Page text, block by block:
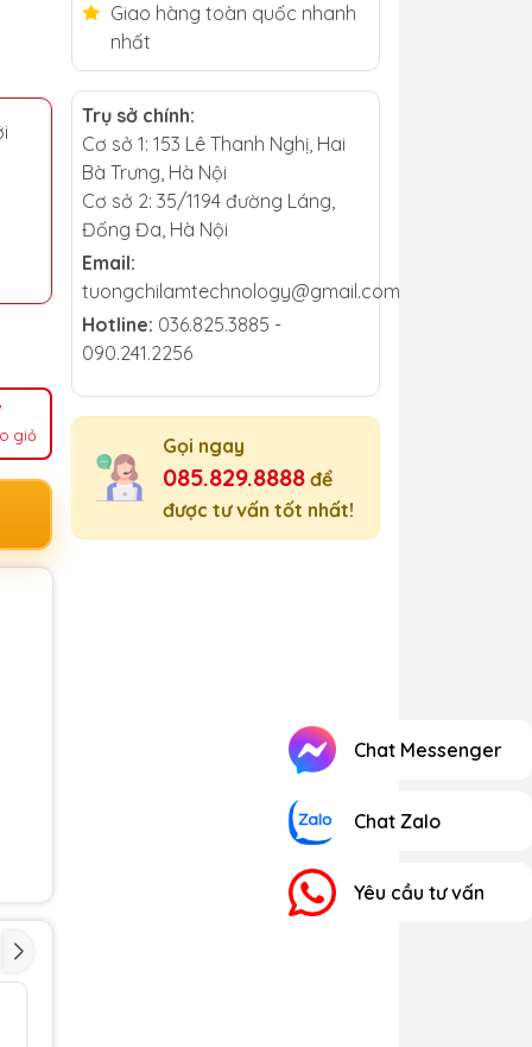
giỏ
Giao hàng toàn quốc nhanh
nhất
Trụ sở chính:
Cơ sở 1: 153 Lê Thanh Nghị, Hai
Bà Trưng, Hà Nội
Cơ sở 2: 35/1194 đường Láng,
Đống Đa, Hà Nội
Email:
tuongchilamtechnology@gmail.com
Hotline: 036.825.3885 -
090.241.2256
Gọi ngay
085.829.8888 để
được tư vấn tốt nhất!
Chat Messenger
Chat Zalo
Yêu cầu tư vấn